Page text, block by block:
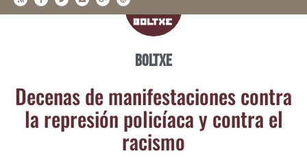
Boltxe
Dece­nas de mani­fes­ta­cio­nes con­tra
la repre­sión poli­cía­ca y con­tra el
racismo